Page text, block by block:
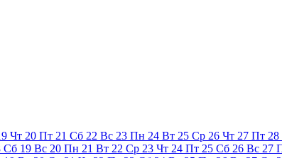
Чт 20 Пт 21 Сб 22 Вс 23 Пн 24 Вт 25 Ср 26 Чт 27 Пт 28
Сб 19 Вс 20 Пн 21 Вт 22 Ср 23 Чт 24 Пт 25 Сб 26 Вс 27